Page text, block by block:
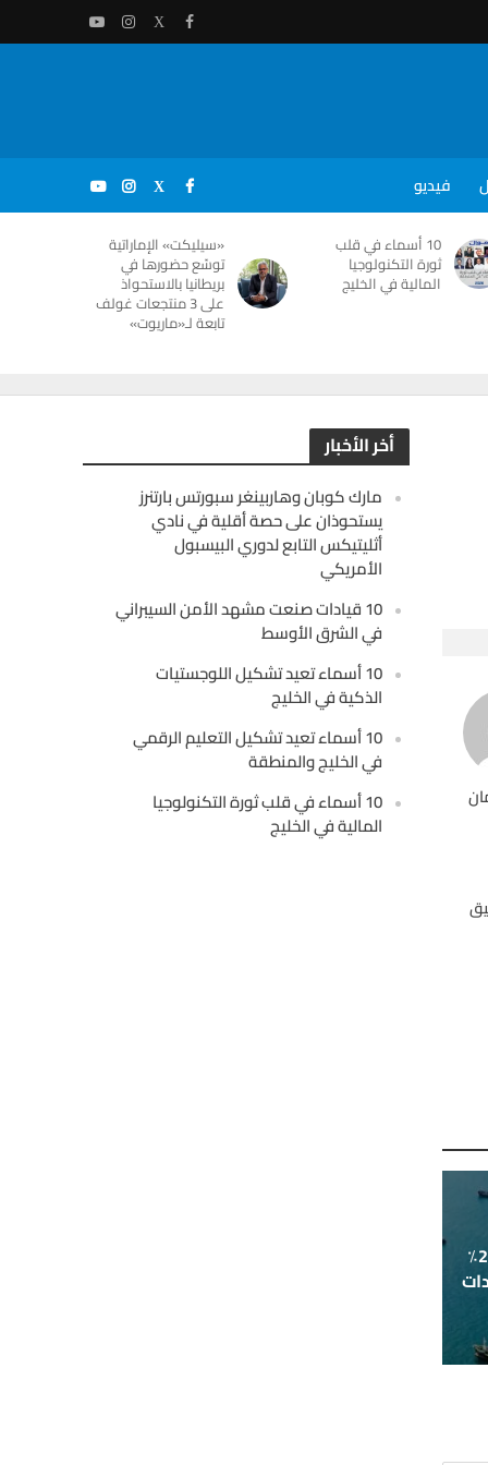
فيديو
10 أسماء في قلب
ثورة التكنولوجيا
المالية في الخليج
«سيليكت» الإماراتية
توسّع حضورها في
بريطانيا بالاستحواذ
على 3 منتجعات غولف
تابعة لـ«ماريوت»
أخر الأخبار
مارك كوبان وهاربينغر سبورتس بارتنرز
يستحوذان على حصة أقلية في نادي
أثليتيكس التابع لدوري البيسبول
الأمريكي
10 قيادات صنعت مشهد الأمن السيبراني
في الشرق الأوسط
10 أسماء تعيد تشكيل اللوجستيات
الذكية في الخليج
10 أسماء تعيد تشكيل التعليم الرقمي
في الخليج والمنطقة
10 أسماء في قلب ثورة التكنولوجيا
المالية في الخليج
ارتفاع أسعار النفط بأكثر من 25٪